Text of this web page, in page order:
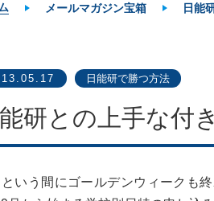
メールマガジン宝箱 日能
日能研で勝つ方法
研との上手な付
いう間にゴールデンウィークも